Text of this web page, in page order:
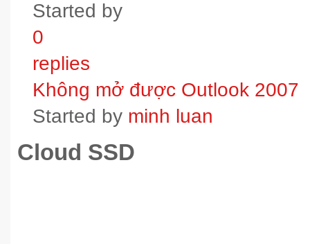
Started by
0
replies
Không mở được Outlook 2007
Started by minh luan
Cloud SSD